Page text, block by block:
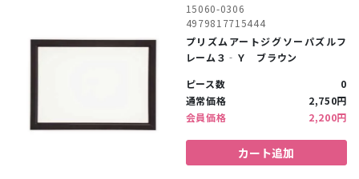
15060-0306
4979817715444
プリズムアートジグソーパズルフ
レーム３‐Ｙ ブラウン
ピース数
0
通常価格
2,750円
会員価格
2,200円
カート追加